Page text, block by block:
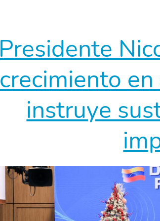
Presidente
crecimiento
instruye